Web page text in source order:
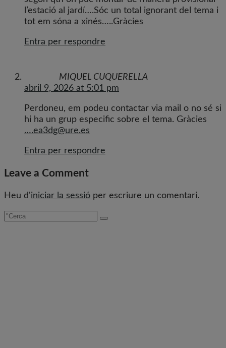
l’estació al jardí….Sóc un total ignorant del tema i
tot em sóna a xinés…..Gràcies
Entra per respondre
MIQUEL CUQUERELLA
abril 9, 2026 at 5:01 pm
Perdoneu, em podeu contactar via mail o no sé si
hi ha un grup especific sobre el tema. Gràcies
….ea3dg@ure.es
Entra per respondre
Leave a Comment
Heu d'iniciar la sessió per escriure un comentari.